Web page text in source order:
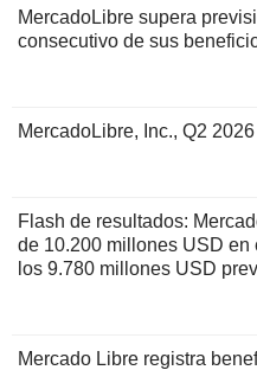
MercadoLibre supera
consecutivo de sus
MercadoLibre, Inc., Q2
Flash de resultados:
de 10.200 millones USD en
los 9.780 millones USD
Mercado Libre registra